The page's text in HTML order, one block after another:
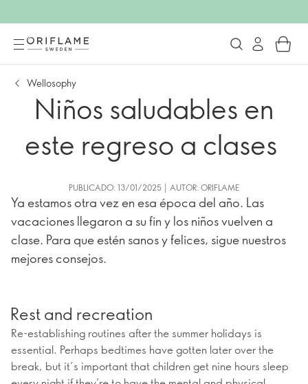
Wellosophy
Niños saludables en
este regreso a clases
PUBLICADO: 13/01/2025 | AUTOR: ORIFLAME
Ya estamos otra vez en esa época del año. Las
vacaciones llegaron a su fin y los niños vuelven a
clase. Para que estén sanos y felices, sigue nuestros
mejores consejos.
Rest and recreation
Re-establishing routines after the summer holidays is
essential. Perhaps bedtimes have gotten later over the
break, but it’s important that children get nine hours sleep